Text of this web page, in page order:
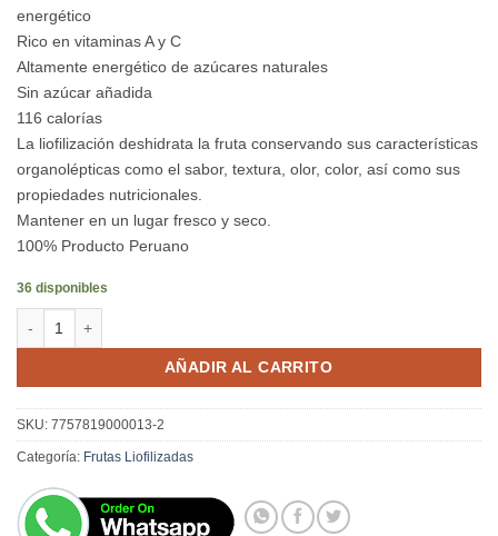
energético
Rico en vitaminas A y C
Altamente energético de azúcares naturales
Sin azúcar añadida
116 calorías
La liofilización deshidrata la fruta conservando sus características
organolépticas como el sabor, textura, olor, color, así como sus
propiedades nutricionales.
Mantener en un lugar fresco y seco.
100% Producto Peruano
36 disponibles
AÑADIR AL CARRITO
SKU: 7757819000013-2
Categoría: Frutas Liofilizadas